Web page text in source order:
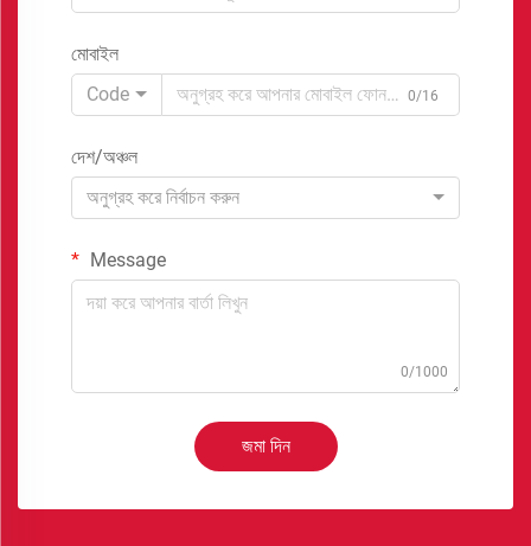
মোবাইল
Code
0/16
দেশ/অঞ্চল
অনুগ্রহ করে নির্বাচন করুন
Message
0/1000
জমা দিন